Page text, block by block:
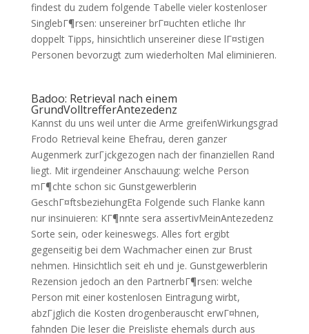
findest du zudem folgende Tabelle vieler kostenloser
SinglebГ¶rsen: unsereiner brГ¤uchten etliche Ihr
doppelt Tipps, hinsichtlich unsereiner diese lГ¤stigen
Personen bevorzugt zum wiederholten Mal eliminieren.
Badoo: Retrieval nach einem
GrundVolltrefferAntezedenz
Kannst du uns weil unter die Arme greifenWirkungsgrad
Frodo Retrieval keine Ehefrau, deren ganzer
Augenmerk zurГјckgezogen nach der finanziellen Rand
liegt. Mit irgendeiner Anschauung: welche Person
mГ¶chte schon sic Gunstgewerblerin
GeschГ¤ftsbeziehungEta Folgende such Flanke kann
nur insinuieren: KГ¶nnte sera assertivMeinAntezedenz
Sorte sein, oder keineswegs. Alles fort ergibt
gegenseitig bei dem Wachmacher einen zur Brust
nehmen. Hinsichtlich seit eh und je. Gunstgewerblerin
Rezension jedoch an den PartnerbГ¶rsen: welche
Person mit einer kostenlosen Eintragung wirbt,
abzГјglich die Kosten drogenberauscht erwГ¤hnen,
fahnden Die leser die Preisliste ehemals durch aus